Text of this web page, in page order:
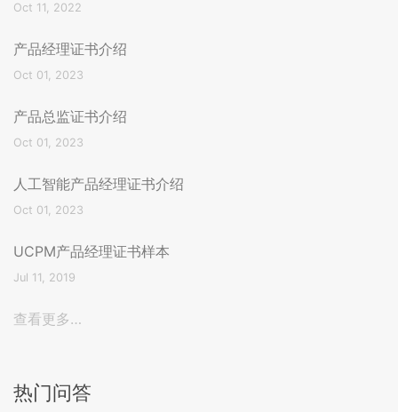
Oct 11, 2022
产品经理证书介绍
Oct 01, 2023
产品总监证书介绍
Oct 01, 2023
人工智能产品经理证书介绍
Oct 01, 2023
UCPM产品经理证书样本
Jul 11, 2019
查看更多…
热门问答